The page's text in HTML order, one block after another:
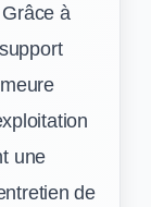
à
une
de